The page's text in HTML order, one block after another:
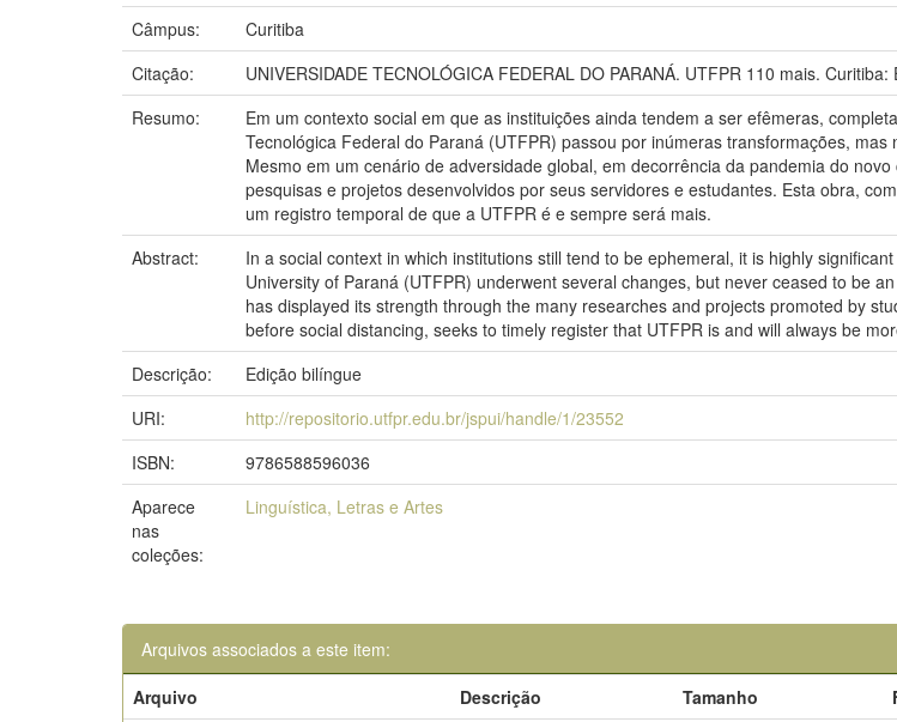
Câmpus:
Curitiba
Citação:
UNIVERSIDADE TECNOLÓGICA FEDERAL DO PARANÁ. UTFPR 110 mais.
Resumo:
Em um contexto social em que as instituições ainda tendem a ser efêmeras,
Tecnológica Federal do Paraná (UTFPR) passou por inúmeras transformações,
Mesmo em um cenário de adversidade global, em decorrência da pandemia do
pesquisas e projetos desenvolvidos por seus servidores e estudantes. Esta obra,
um registro temporal de que a UTFPR é e sempre será mais.
Abstract:
In a social context in which institutions still tend to be ephemeral, it is highly
University of Paraná (UTFPR) underwent several changes, but never ceased to be
has displayed its strength through the many researches and projects promoted by
before social distancing, seeks to timely register that UTFPR is and will always be
Descrição:
Edição bilíngue
URI:
http://repositorio.utfpr.edu.br/jspui/handle/1/23552
ISBN:
9786588596036
Aparece
nas
coleções:
Linguística, Letras e Artes
Arquivos associados a este item:
Arquivo
Descrição Tamanho